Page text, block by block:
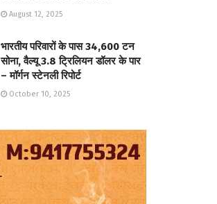
August 12, 2025
भारतीय परिवारों के पास 34,600 टन
सोना, वैल्यू 3.8 ट्रिलियन डॉलर के पार
– मॉर्गन स्टेनली रिपोर्ट
October 10, 2025